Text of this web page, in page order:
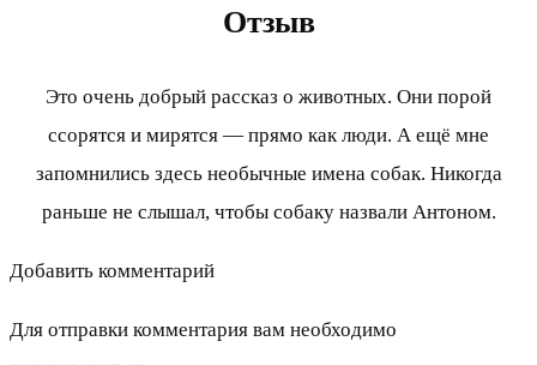
Отзыв
Это очень добрый рассказ о животных. Они порой
ссорятся и мирятся — прямо как люди. А ещё мне
запомнились здесь необычные имена собак. Никогда
раньше не слышал, чтобы собаку назвали Антоном.
Добавить комментарий
Для отправки комментария вам необходимо